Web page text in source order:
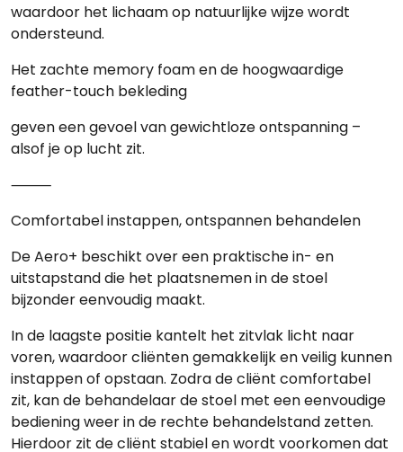
waardoor het lichaam op natuurlijke wijze wordt
ondersteund.
Het zachte memory foamen de hoogwaardige
feather-touch bekleding
geven een gevoel van gewichtloze ontspanning –
alsof je op lucht zit.
⸻
Comfortabel instappen, ontspannen behandelen
De Aero+ beschikt over een praktischein- en
uitstapstanddie het plaatsnemen in de stoel
bijzonder eenvoudig maakt.
In de laagste positie kantelt het zitvlak licht naar
voren, waardoor cliënten gemakkelijk en veilig kunnen
instappen of opstaan. Zodra de cliënt comfortabel
zit, kan de behandelaar de stoel met een eenvoudige
bediening weer in de rechte behandelstand zetten.
Hierdoor zit de cliënt stabiel en wordt voorkomen dat